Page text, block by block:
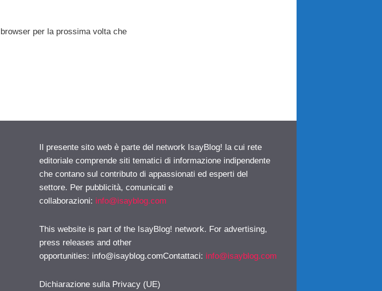
per la prossima volta che
Il presente sito web è parte del network IsayBlog! la cui rete
editoriale comprende siti tematici di informazione indipendente
che contano sul contributo di appassionati ed esperti del
settore. Per pubblicità, comunicati e
collaborazioni: info@isayblog.com
This website is part of the IsayBlog! network. For advertising,
press releases and other
opportunities: info@isayblog.comContattaci: info@isayblog.com
Dichiarazione sulla Privacy (UE)